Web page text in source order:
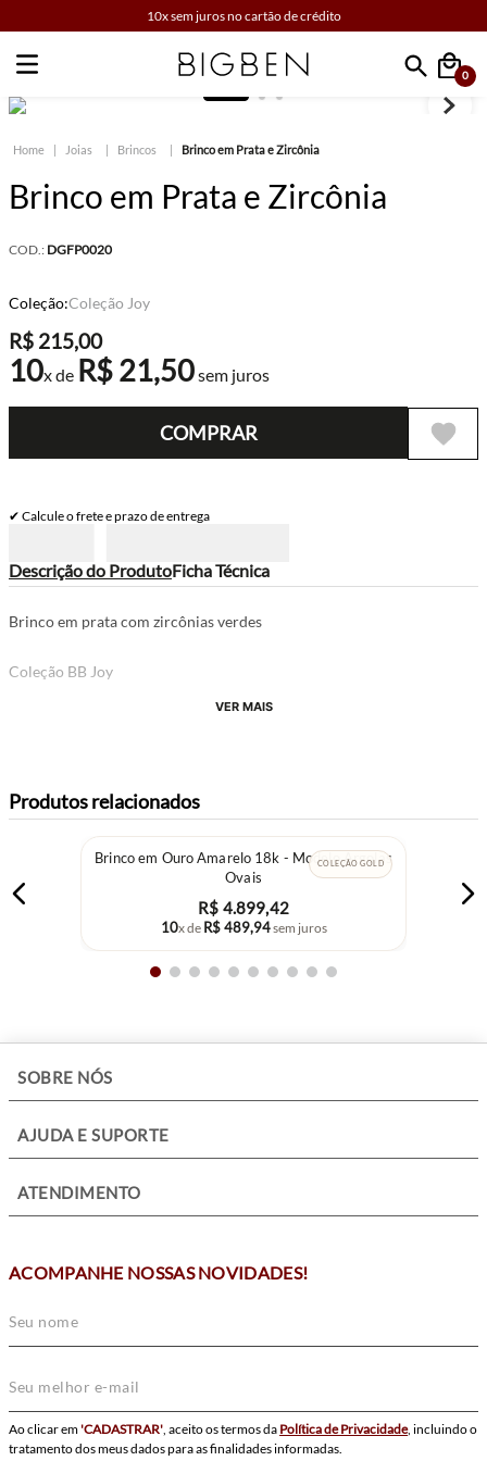
10x sem juros no cartão de crédito
Faça sua busca
0
Joias Brincos Brinco em Prata e Zircônia
Brinco em Prata e Zircônia
COD.: DGFP0020
Coleção:Coleção Joy
R$ 215,00
10x de R$21,50sem juros
COMPRAR
✔ Calcule o frete e prazo de entrega
Descrição do ProdutoFicha Técnica
Brinco em prata com zircônias verdes
Coleção BB Joy
VER MAIS
Produtos relacionados
COLEÇÃO GOLD
Brinco em Ouro Amarelo 18k - Modelo Argolas
Ovais
R$ 4.899,42
10x de R$ 489,94sem juros
SOBRE NÓS
AJUDA E SUPORTE
ATENDIMENTO
ACOMPANHE NOSSAS NOVIDADES!
Ao clicar em'CADASTRAR', aceito os termos da Política de Privacidade, incluindo o
tratamento dos meus dados para as finalidades informadas.